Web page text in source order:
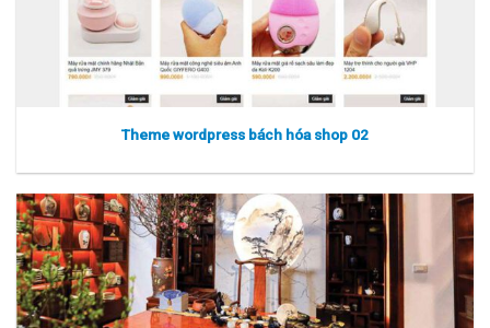
Theme wordpress bách hóa shop 02